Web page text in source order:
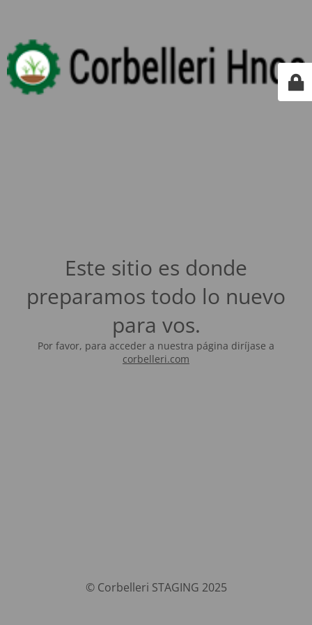
Este sitio es donde
preparamos todo lo nuevo
para vos.
Por favor, para acceder a nuestra página diríjase a
corbelleri.com
© Corbelleri STAGING 2025